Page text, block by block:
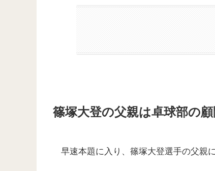
篠塚大登の父親は卓球部の
早速本題に入り、篠塚大登選手の父親